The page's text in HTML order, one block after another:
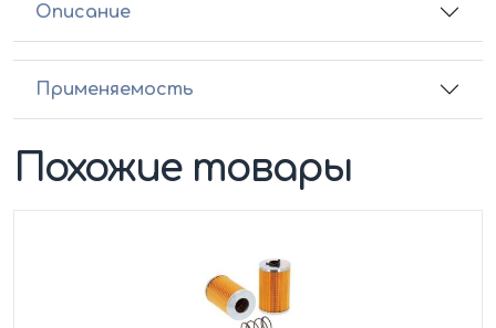
Описание
Применяемость
Похожие товары